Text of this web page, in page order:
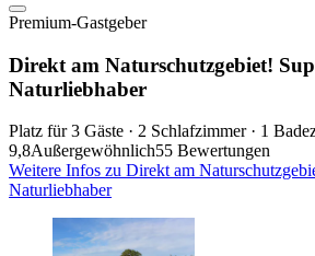
Premium-Gastgeber
Direkt am Naturschutzgebiet!
Naturliebhaber
Platz für 3 Gäste · 2 Schlafzimmer · 1
9,8Außergewöhnlich55 Bewertungen
Weitere Infos zu Direkt am
Naturliebhaber